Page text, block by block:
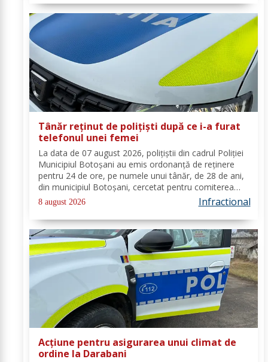
Tânăr reținut de polițiști după ce i-a furat
telefonul unei femei
La data de 07 august 2026, polițiștii din cadrul Poliției
Municipiul Botoșani au emis ordonanță de reținere
pentru 24 de ore, pe numele unui tânăr, de 28 de ani,
din municipiul Botoșani, cercetat pentru comiterea
infracțiunii de furt. În urma probatoriului administrat,
s-a stabilit faptul că, în...
8 august 2026 Infractional
Acțiune pentru asigurarea unui climat de
ordine la Darabani